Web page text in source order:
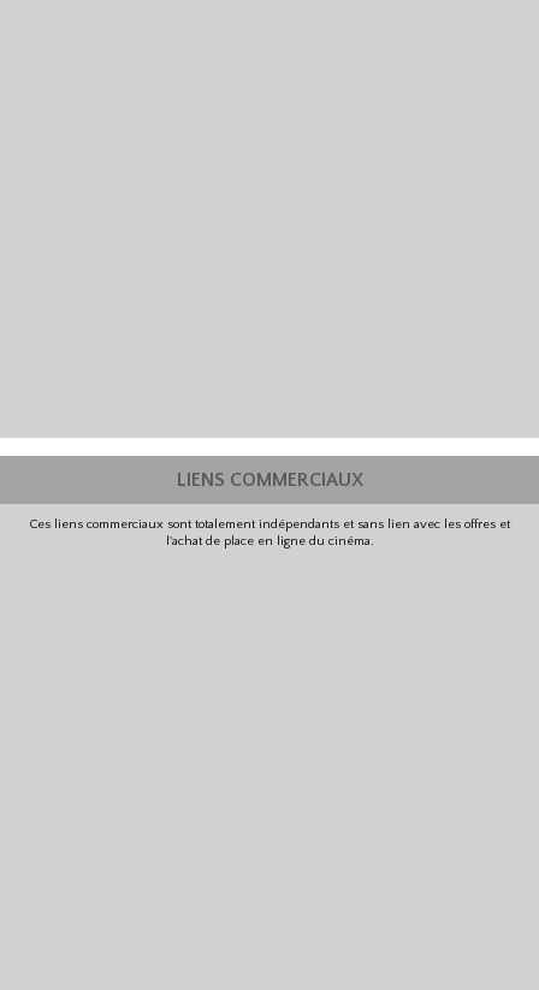
LIENS COMMERCIAUX
Ces liens commerciaux sont totalement indépendants et sans lien avec les offres et
l'achat de place en ligne du cinéma.